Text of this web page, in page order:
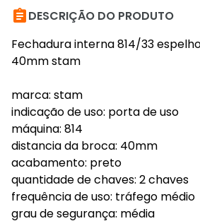
DESCRIÇÃO DO PRODUTO
Fechadura interna 814/33
40mm stam
marca: stam
indicação de uso: porta de uso
máquina: 814
distancia da broca: 40mm
acabamento: preto
quantidade de chaves: 2 chaves
frequência de uso: tráfego médio
grau de segurança: média